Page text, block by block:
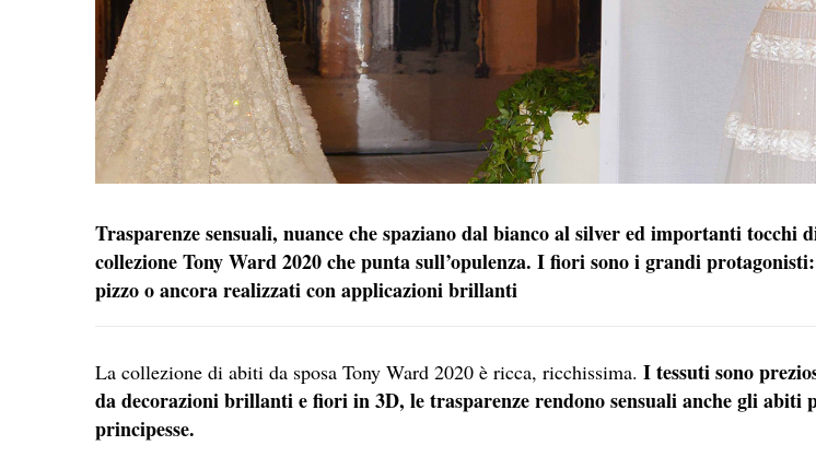
Trasparenze sensuali, nuance che spaziano dal bianco al silver ed importanti tocchi
collezione Tony Ward 2020 che punta sull’opulenza. I fiori sono i grandi
pizzo o ancora realizzati con applicazioni brillanti
La collezione di abiti da sposa Tony Ward 2020 è ricca, ricchissima. I tessuti sono
da decorazioni brillanti e fiori in 3D, le trasparenze rendono sensuali anche gli abiti
principesse.